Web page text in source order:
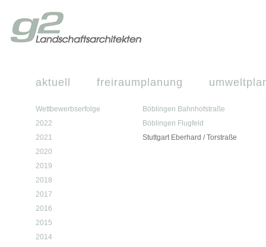
aktuell freiraumplanung
Wettbewerbserfolge
2022
2021
2020
2019
2018
2017
2016
2015
2014
Böblingen Bahnhofstraße
Böblingen Flugfeld
Stuttgart Eberhard / Torstraße